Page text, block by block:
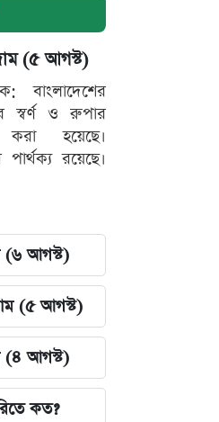
(৫ আগস্ট)
বাংলাদেশের
স্বর্ণ ও রুপার
হয়েছে।
রয়েছে।
(৬ আগস্ট)
(৫ আগস্ট)
(৪ আগস্ট)
কত?